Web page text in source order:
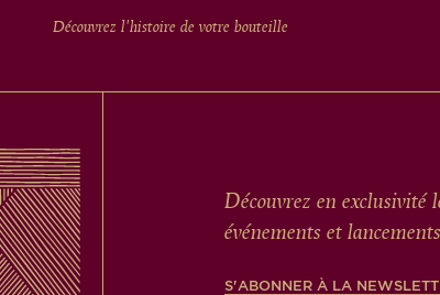
Découvrez l'histoire de votre bouteille
Découvrez en exclusivité
événements et
S'ABONNER À LA